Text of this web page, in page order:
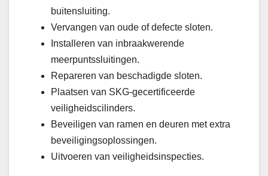
buitensluiting.
Vervangen van oude of defecte sloten.
Installeren van inbraakwerende
meerpuntssluitingen.
Repareren van beschadigde sloten.
Plaatsen van SKG-gecertificeerde
veiligheidscilinders.
Beveiligen van ramen en deuren met extra
beveiligingsoplossingen.
Uitvoeren van veiligheidsinspecties.